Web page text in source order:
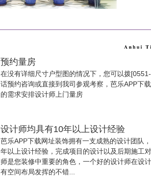
预约量房
在没有详细尺寸户型图的情况下，您可以拨
话预约咨询或直接到我司参观考察，芭乐APP下
的需求安排设计师上门量房
设计师均具有10年以上设计经验
芭乐APP下载网址装饰拥有一支成熟的设计团队
年以上设计经验，完成项目的设计以及后期施工对
师是您装修中重要的角色，一个好的设计师在设
有空间布局发挥的不错...